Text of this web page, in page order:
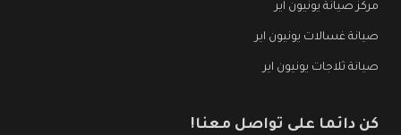
مركز صيانة يونيون اير
صيانة غسالات يونيون اير
صيانة ثلاجات يونيون اير
كن دائما على تواصل معنا!